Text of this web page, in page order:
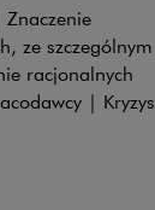
ze szczególnym
racjonalnych
| Kryzys